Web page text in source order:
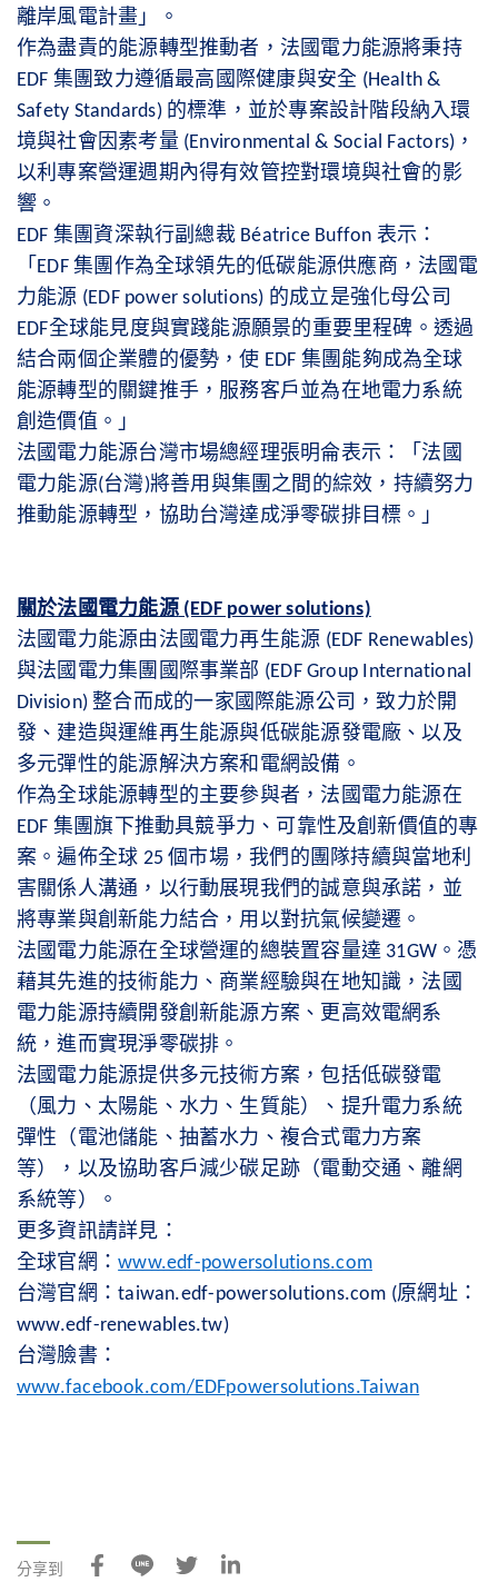
離岸風電計畫」。
作為盡責的能源轉型推動者，法國電力能源將秉持
EDF 集團致力遵循最高國際健康與安全 (Health &
Safety Standards) 的標準，並於專案設計階段納入環
境與社會因素考量(Environmental & Social Factors) ，
以利專案營運週期內得有效管控對環境與社會的影
響。
EDF 集團資深執行副總裁Béatrice Buffon 表示：
「 EDF集團作為全球領先的低碳能源供應商，法國電
力能源 (EDF power solutions) 的成立是強化母公司
EDF全球能見度與實踐能源願景的重要里程碑。透過
結合兩個企業體的優勢，使 EDF 集團能夠成為全球
能源轉型的關鍵推手，服務客戶並為在地電力系統
創造價值。」
法國電力能源台灣市場總經理張明侖表示：「法國
電力能源(台灣)將善用與集團之間的綜效，持續努力
推動能源轉型，協助台灣達成淨零碳排目標。」
關於法國電力能源(EDF power solutions)
法國電力能源由法國電力再生能源 (EDF Renewables)
與法國電力集團國際事業部 (EDF Group International
Division)整合而成的一家國際能源公司，致力於開
發、建造與運維再生能源與低碳能源發電廠、以及
多元彈性的能源解決方案和電網設備。
作為全球能源轉型的主要參與者，法國電力能源在
EDF 集團旗下推動具競爭力、可靠性及創新價值的專
案。遍佈全球 25個市場，我們的團隊持續與當地利
害關係人溝通，以行動展現我們的誠意與承諾，並
將專業與創新能力結合，用以對抗氣候變遷。
法國電力能源在全球營運的總裝置容量達 31GW 。憑
藉其先進的技術能力、商業經驗與在地知識，法國
電力能源持續開發創新能源方案、更高效電網系
統，進而實現淨零碳排。
法國電力能源提供多元技術方案，包括低碳發電
（風力、太陽能、水力、生質能）、提升電力系統
彈性（電池儲能、抽蓄水力、複合式電力方案
等），以及協助客戶減少碳足跡（電動交通、離網
系統等）。
更多資訊請詳見：
全球官網：www.edf-powersolutions.com
台灣官網：taiwan.edf-powersolutions.com (原網址：
www.edf-renewables.tw)
台灣臉書：
www.facebook.com/EDFpowersolutions.Taiwan
分享到